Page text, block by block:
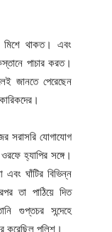
মিশে থাকত। এবং
পাচার করত।
জানতে পেরেছেন
সরাসরি যোগাযোগ
হ্যাপির সঙ্গে।
ঘাঁটির বিভিন্ন
তা পাঠিয়ে দিত
গুপ্তচর সন্দেহে
করেছিল পুলিশ।